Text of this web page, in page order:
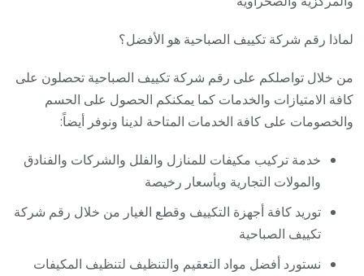
لماذا رقم شركة تكييف الصباحية هو الأفضل؟
من خلال تواصلكم على رقم شركة تكييف الصباحية تحصلون على
كافة الامتيازات والخدمات كما يمكنكم الحصول على الحسم
والخصومات على كافة الخدمات المتاحة لدينا ونوفر أيضاً:
خدمة تركيب مكيفات للمنازل والفلل والشركات والفنادق
والمولات التجارية وبأسعار رخيصة
توريد كافة أجهزة التكييف وقطع الغيار من خلال رقم شركة
تكييف الصباحية
نستورد أفضل مواد التعقيم والتنظيف لتنظيف المكيفات